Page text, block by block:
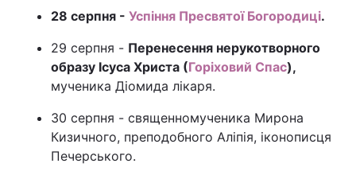
28 серпня - Успіння Пресвятої Богородиці.
29 серпня - Перенесення нерукотворного
образу Ісуса Христа (Горіховий Спас),
мученика Діомида лікаря.
30 серпня - священномученика Мирона
Кизичного, преподобного Аліпія, іконописця
Печерського.